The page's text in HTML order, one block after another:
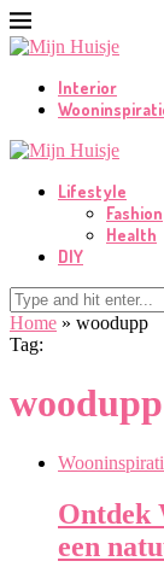
Interior
Lifestyle
Fashion
Health
DIY
Home » woodupp
Tag:
woodupp
Ontdek
een